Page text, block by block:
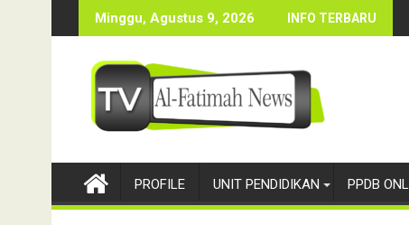
to
Minggu, Agustus 9, 2026 INFO TERBARU
Akhir Sanah 2023 Sosialisasi
PROFILE UNIT PENDIDIKAN PPDB